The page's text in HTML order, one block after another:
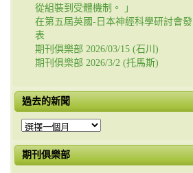
從組裝到受體機制。 」
在第五屆英國-日本神經科學研討會發
表
期刊俱樂部 2026/03/15 (石川)
期刊俱樂部 2026/3/2 (托馬斯)
過去的新聞
過
的
新
期刊俱樂部